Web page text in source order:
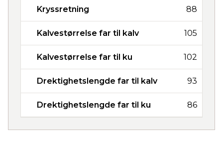
Kryssretning 88
Kalvestørrelse far til kalv 105
Kalvestørrelse far til ku 102
Drektighetslengde far til kalv 93
Drektighetslengde far til ku 86